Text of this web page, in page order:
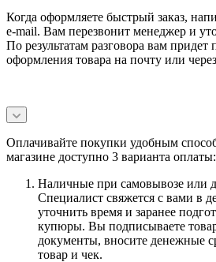
Когда оформляете быстрый заказ,
e-mail. Вам перезвонит менеджер и
По результатам разговора вам придет
оформления товара на почту или
Оплачивайте покупки удобным
магазине доступно 3 варианта оплаты:
Наличные при самовывозе или
Специалист свяжется с вами в
уточнить время и заранее
купюры. Вы подписываете
документы, вносите денежные
товар и чек.